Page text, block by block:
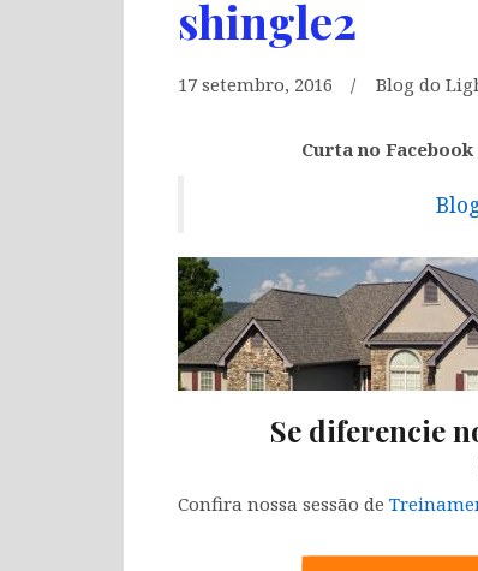
shingle2
17 setembro, 2016 Blog do
Curta no
Se diferencie
Confira nossa sessão de